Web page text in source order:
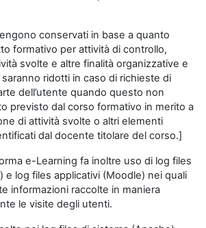
conservati in base a quanto
formativo per attività di controllo,
svolte e altre finalità organizzative e
ridotti in caso di richieste di
dell’utente quando questo non
previsto dal corso formativo in merito a
di attività svolte o altri elementi
dal docente titolare del corso.]
e-Learning fa inoltre uso di log files
e log files applicativi (Moodle) nei quali
informazioni raccolte in maniera
le visite degli utenti.